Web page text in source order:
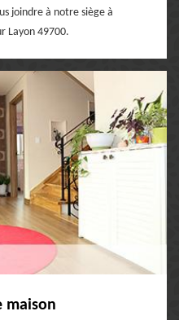
joindre à notre siège à
Layon 49700.
maison